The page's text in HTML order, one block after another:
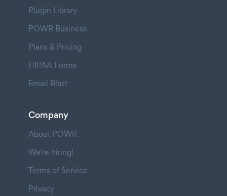
Plugin Library
POWR Business
Plans & Pricing
HIPAA Forms
Email Blast
Company
About POWR
We're hiring!
Terms of Service
Privacy